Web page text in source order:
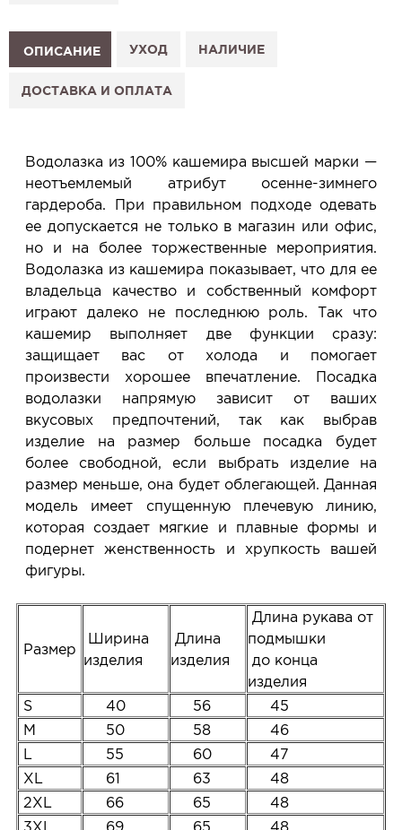
1. Выберите изделие на сайте.
2. Нажмите «Заказать примерку» и выберите салон.
3. Заполните форму и отправьте заявку.
Услуга бесплатная и ни к чему не обязывает: Вы
примеряете в салоне и уже на месте решаете,
покупать или нет.
Планируйте визит в удобное для Вас время -
резерв действует 5 дней.
ОПИСАНИЕ УХОД НАЛИЧИЕ
ДОСТАВКА И ОПЛАТА
Водолазка из 100% кашемира высшей марки —
неотъемлемый атрибут осенне-зимнего
гардероба. При правильном подходе одевать
ее допускается не только в магазин или офис,
но и на более торжественные мероприятия.
Водолазка из кашемира показывает, что для ее
владельца качество и собственный комфорт
играют далеко не последнюю роль. Так что
кашемир выполняет две функции сразу:
защищает вас от холода и помогает
произвести хорошее впечатление. Посадка
водолазки напрямую зависит от ваших
вкусовых предпочтений, так как выбрав
изделие на размер больше посадка будет
более свободной, если выбрать изделие на
размер меньше, она будет облегающей. Данная
модель имеет спущенную плечевую линию,
которая создает мягкие и плавные формы и
подернет женственность и хрупкость вашей
фигуры.
Размер
Ширина
изделия
Длина
изделия
Длина рукава от
подмышки
до конца
изделия
S
40 56
45
M
50 58
46
L
55 60
47
XL
61 63
48
2XL
66 65
48
3XL
69 65 48